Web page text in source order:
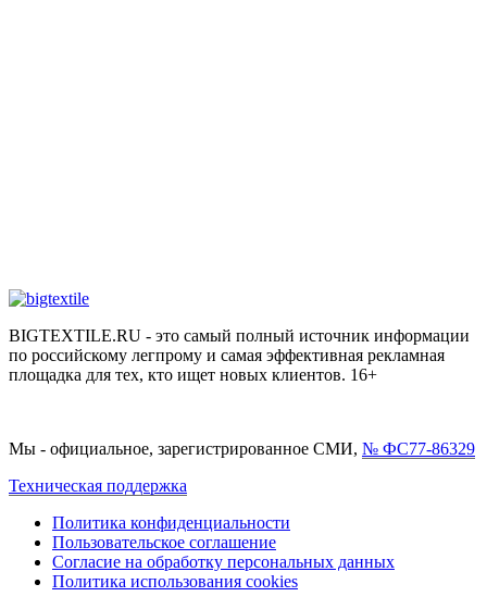
BIGTEXTILE.RU - это самый полный источник информации
по российскому легпрому и самая эффективная рекламная
площадка для тех, кто ищет новых клиентов. 16+
Мы - официальное, зарегистрированное СМИ, № ФС77-86329
Техническая поддержка
Политика конфиденциальности
Пользовательское соглашение
Согласие на обработку персональных данных
Политика использования cookies